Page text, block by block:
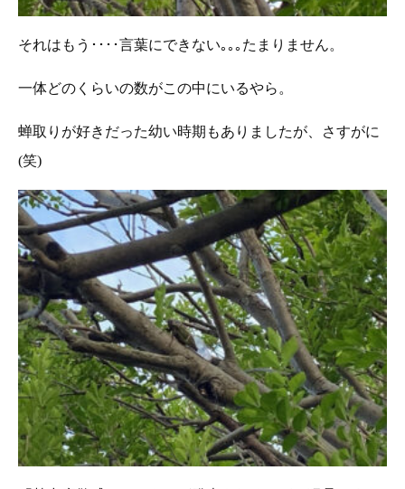
それはもう････言葉にできない｡｡｡たまりません。
一体どのくらいの数がこの中にいるやら。
蝉取りが好きだった幼い時期もありましたが、さすがに
(笑)